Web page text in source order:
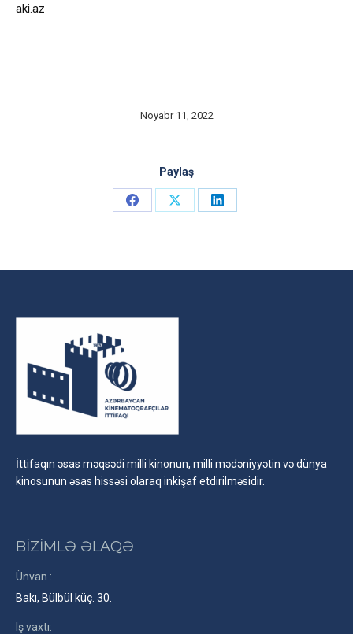
aki.az
Noyabr 11, 2022
Paylaş
Share
Share
Share
İttifaqın əsas məqsədi milli kinonun, milli mədəniyyətin və dünya
kinosunun əsas hissəsi olaraq inkişaf etdirilməsidir.
BİZİMLƏ ƏLAQƏ
Ünvan :
Bakı, Bülbül küç. 30.
Iş vaxtı: